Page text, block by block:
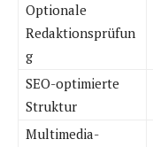
Optionale
Redaktionsprüfun
g
SEO-optimierte
Struktur
Multimedia-